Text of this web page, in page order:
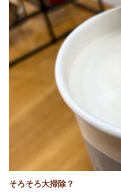
そろそろ大掃除？